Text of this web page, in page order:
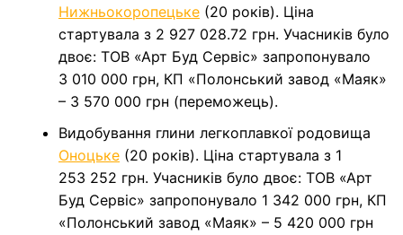
Нижньокоропецьке (20 років). Ціна
стартувала з 2 927 028.72 грн. Учасників було
двоє: ТОВ «Арт Буд Сервіс» запропонувало
3 010 000 грн, КП «Полонський завод «Маяк»
– 3 570 000 грн (переможець).
Видобування глини легкоплавкої родовища
Оноцьке (20 років). Ціна стартувала з 1
253 252 грн. Учасників було двоє: ТОВ «Арт
Буд Сервіс» запропонувало 1 342 000 грн, КП
«Полонський завод «Маяк» – 5 420 000 грн